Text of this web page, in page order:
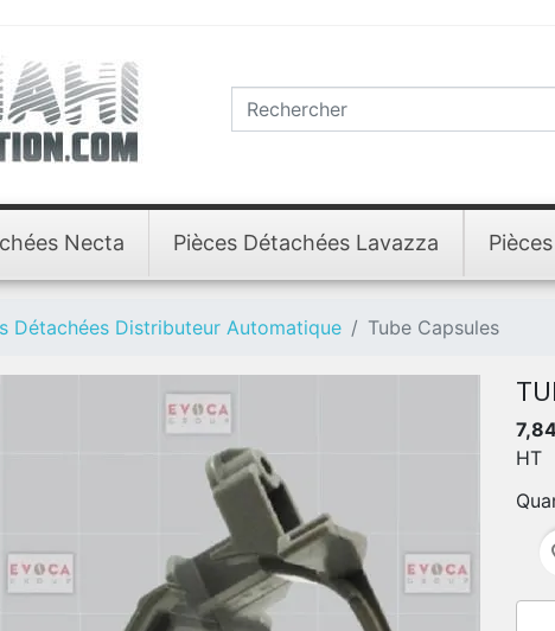
Necta Pièces Détachées Lavazza
Détachées Distributeur Automatique Tube Capsules
HT